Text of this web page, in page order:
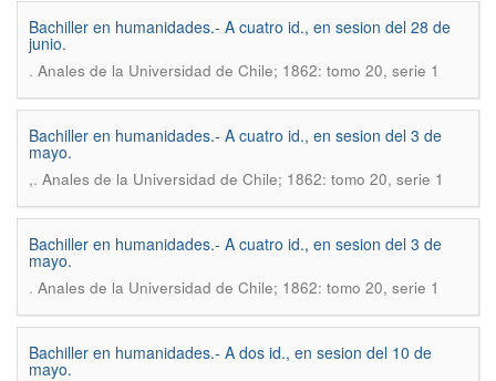
Bachiller en humanidades.- A cuatro id., en sesion del 28 de
junio.
. Anales de la Universidad de Chile; 1862: tomo 20, serie 1
Bachiller en humanidades.- A cuatro id., en sesion del 3 de
mayo.
,. Anales de la Universidad de Chile; 1862: tomo 20, serie 1
Bachiller en humanidades.- A cuatro id., en sesion del 3 de
mayo.
. Anales de la Universidad de Chile; 1862: tomo 20, serie 1
Bachiller en humanidades.- A dos id., en sesion del 10 de
mayo.